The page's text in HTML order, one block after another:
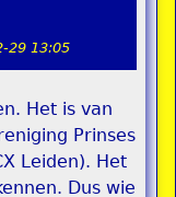
29 13:05
Het is van
Prinses
Leiden). Het
Dus wie